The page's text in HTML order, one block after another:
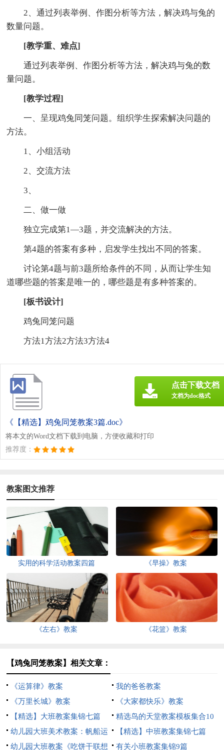
2、通过列表举例、作图分析等方法，解决鸡与兔的
数量问题。
[教学重、难点]
通过列表举例、作图分析等方法，解决鸡与兔的数
量问题。
[教学过程]
一、呈现鸡兔同笼问题。组织学生探索解决问题的
方法。
1、小组活动
2、交流方法
3、
二、做一做
独立完成第1—3题，并交流解决的方法。
第4题的答案有多种，启发学生找出不同的答案。
讨论第4题与前3题所给条件的不同，从而让学生知
道哪些题的答案是唯一的，哪些题是有多种答案的。
[板书设计]
鸡兔同笼问题
方法1方法2方法3方法4
《【精选】鸡兔同笼教案3篇.doc》
将本文的Word文档下载到电脑，方便收藏和打印
推荐度：
点击下载文档
文档为doc格式
教案图文推荐
实用的科学活动教案四篇 《早操》教案
《左右》教案 《花篮》教案
【鸡兔同笼教案】相关文章：
《运算律》教案
我的爸爸教案
《万里长城》教案
《大家都快乐》教案
【精选】大班教案集锦七篇
精选鸟的天堂教案模板集合10
篇
幼儿园大班美术教案：帆船运
动
【精选】中班教案集锦七篇
幼儿园大班教案《吃饼干联想
有关小班教案集锦9篇